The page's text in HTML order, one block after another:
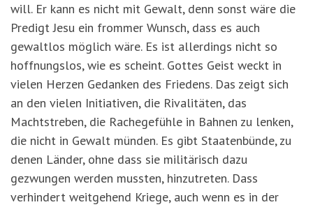
will. Er kann es nicht mit Gewalt, denn sonst wäre die
Predigt Jesu ein frommer Wunsch, dass es auch
gewaltlos möglich wäre. Es ist allerdings nicht so
hoffnungslos, wie es scheint. Gottes Geist weckt in
vielen Herzen Gedanken des Friedens. Das zeigt sich
an den vielen Initiativen, die Rivalitäten, das
Machtstreben, die Rachegefühle in Bahnen zu lenken,
die nicht in Gewalt münden. Es gibt Staatenbünde, zu
denen Länder, ohne dass sie militärisch dazu
gezwungen werden mussten, hinzutreten. Dass
verhindert weitgehend Kriege, auch wenn es in der